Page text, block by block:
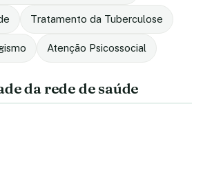
Tratamento da Tuberculose
Atenção Psicossocial
da rede de saúde